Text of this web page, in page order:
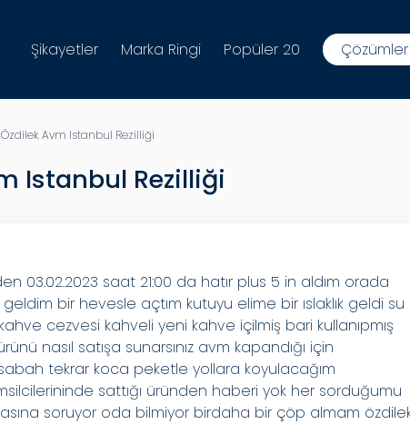
Şikayetler Marka Ringi Popüler 20 Çözümler
Avm Istanbul Rezilliği
Istanbul Rezilliği
03.02.2023 saat 21:00 da hatır plus 5 in aldım orada
bir hevesle açtım kutuyu elime bir ıslaklık geldi su
cezvesi kahveli yeni kahve içilmiş bari kullanıpmış
nasıl satışa sunarsınız avm kapandığı için
tekrar koca peketle yollara koyulacağım
sattığı üründen haberi yok her sorduğumu
soruyor oda bilmiyor birdaha bir çöp almam